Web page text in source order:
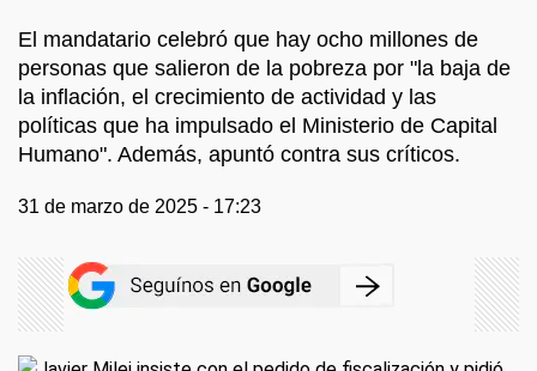
El mandatario celebró que hay ocho millones de
personas que salieron de la pobreza por "la baja de
la inflación, el crecimiento de actividad y las
políticas que ha impulsado el Ministerio de Capital
Humano". Además, apuntó contra sus críticos.
31 de marzo de 2025 - 17:23